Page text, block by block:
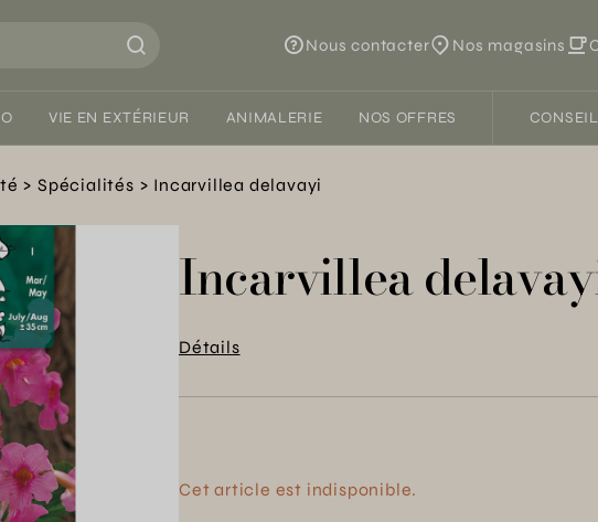
Nous contacter Nos magasins
VIE EN EXTÉRIEUR ANIMALERIE NOS OFFRES
Spécialités Incarvillea delavayi
Incarvillea
Détails
Cet article est indisponible.